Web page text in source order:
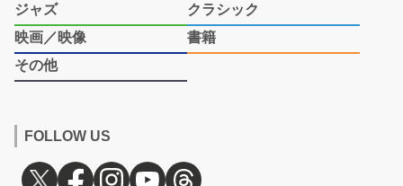
ジャズ
クラシック
映画／映像
書籍
その他
FOLLOW US